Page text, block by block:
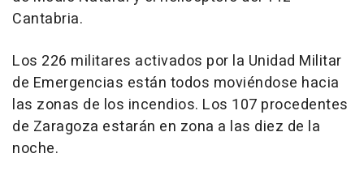
Cantabria.
Los 226 militares activados por la Unidad Militar
de Emergencias están todos moviéndose hacia
las zonas de los incendios. Los 107 procedentes
de Zaragoza estarán en zona a las diez de la
noche.